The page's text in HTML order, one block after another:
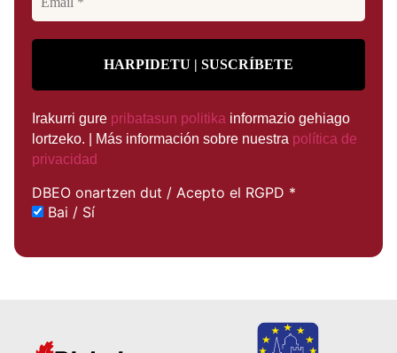
Irakurri gure pribatasun politika informazio gehiago
lortzeko. | Más información sobre nuestra política de
privacidad
DBEO onartzen dut / Acepto el RGPD *
Bai / Sí